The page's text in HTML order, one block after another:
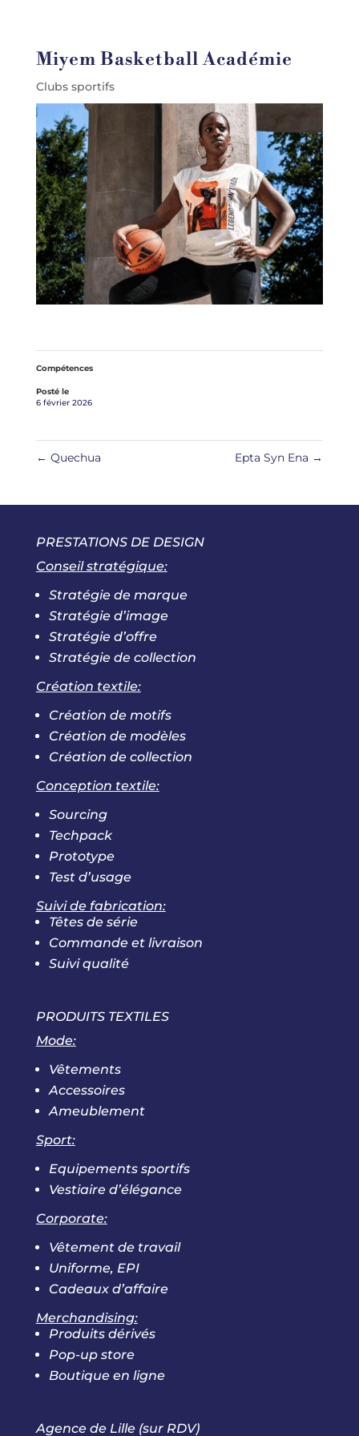
Miyem Basketball Académie
Clubs sportifs
Compétences
Posté le
6 février 2026
← Quechua Epta Syn Ena →
PRESTATIONS DE DESIGN
Conseil stratégique:
Stratégie de marque
Stratégie d’image
Stratégie d’offre
Stratégie de collection
Création textile:
Création de motifs
Création de modèles
Création de collection
Conception textile:
Sourcing
Techpack
Prototype
Test d’usage
Suivi de fabrication:
Têtes de série
Commande et livraison
Suivi qualité
PRODUITS TEXTILES
Mode:
Vêtements
Accessoires
Ameublement
Sport:
Equipements sportifs
Vestiaire d’élégance
Corporate:
Vêtement de travail
Uniforme, EPI
Cadeaux d’affaire
Merchandising:
Produits dérivés
Pop-up store
Boutique en ligne
Agence de Lille (sur RDV)